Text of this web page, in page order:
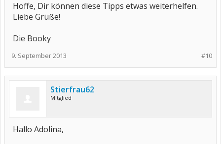
Hoffe, Dir können diese Tipps etwas weiterhelfen.
Liebe Grüße!
Die Booky
#10
9. September 2013
Stierfrau62
Mitglied
Hallo Adolina,